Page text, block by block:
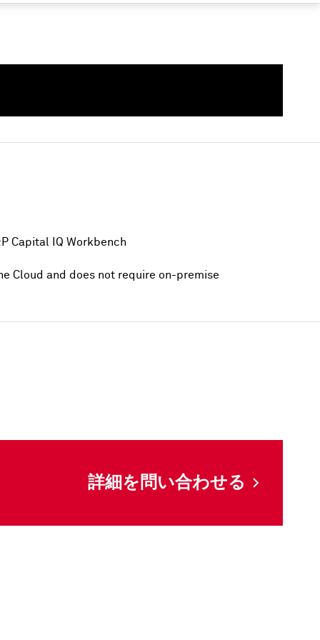
Capital IQ Workbench
Cloud and does not require on-premise
詳細を問い合わせる